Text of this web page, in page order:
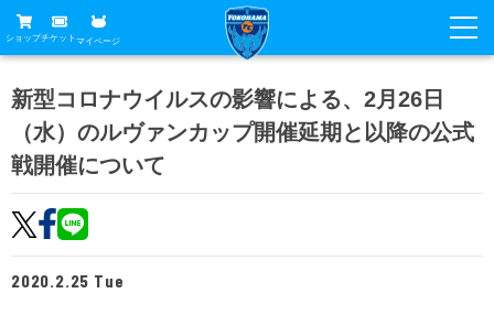
ショップチケット マイページ
グッズ
ホームタウン
トップチーム
試合
試合日程
順位表
チケット
チケットガイド
席種・価格表
新型コロナウイルスの影響による、2月26日
（水）のルヴァンカップ開催延期と以降の公式
戦開催について
2020.2.25 Tue